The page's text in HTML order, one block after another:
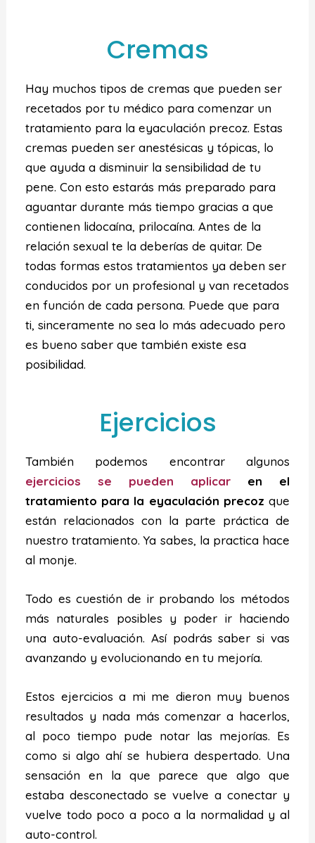
Cremas
Hay muchos tipos de cremas que pueden ser
recetados por tu médico para comenzar un
tratamiento para la eyaculación precoz. Estas
cremas pueden ser anestésicas y tópicas, lo
que ayuda a disminuir la sensibilidad de tu
pene. Con esto estarás más preparado para
aguantar durante más tiempo gracias a que
contienen lidocaína, prilocaína. Antes de la
relación sexual te la deberías de quitar. De
todas formas estos tratamientos ya deben ser
conducidos por un profesional y van recetados
en función de cada persona. Puede que para
ti, sinceramente no sea lo más adecuado pero
es bueno saber que también existe esa
posibilidad.
Ejercicios
También podemos encontrar algunos
ejercicios se pueden aplicaren el
tratamiento para la eyaculación precoz que
están relacionados con la parte práctica de
nuestro tratamiento. Ya sabes, la practica hace
al monje.
Todo es cuestión de ir probando los métodos
más naturales posibles y poder ir haciendo
una auto-evaluación. Así podrás saber si vas
avanzando y evolucionando en tu mejoría.
Estos ejercicios a mi me dieron muy buenos
resultados y nada más comenzar a hacerlos,
al poco tiempo pude notar las mejorías. Es
como si algo ahí se hubiera despertado. Una
sensación en la que parece que algo que
estaba desconectado se vuelve a conectar y
vuelve todo poco a poco a la normalidad y al
auto-control.